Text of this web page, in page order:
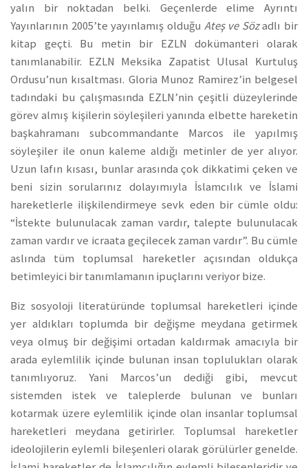
yalın bir noktadan belki. Geçenlerde elime Ayrıntı
Yayınlarının 2005’te yayınlamış olduğu Ateş ve Sözadlı bir
kitap geçti. Bu metin bir EZLN dokümanteri olarak
tanımlanabilir. EZLN Meksika Zapatist Ulusal Kurtuluş
Ordusu’nun kısaltması. Gloria Munoz Ramirez’in belgesel
tadındaki bu çalışmasında EZLN’nin çeşitli düzeylerinde
görev almış kişilerin söyleşileri yanında elbette hareketin
başkahramanı subcommandante Marcos ile yapılmış
söyleşiler ile onun kaleme aldığı metinler de yer alıyor.
Uzun lafın kısası, bunlar arasında çok dikkatimi çeken ve
beni sizin sorularınız dolayımıyla İslamcılık ve İslami
hareketlerle ilişkilendirmeye sevk eden bir cümle oldu:
“İstekte bulunulacak zaman vardır, talepte bulunulacak
zaman vardır ve icraata geçilecek zaman vardır”. Bu cümle
aslında tüm toplumsal hareketler açısından oldukça
betimleyici bir tanımlamanın ipuçlarını veriyor bize.
Biz sosyoloji literatüründe toplumsal hareketleri içinde
yer aldıkları toplumda bir değişme meydana getirmek
veya olmuş bir değişimi ortadan kaldırmak amacıyla bir
arada eylemlilik içinde bulunan insan toplulukları olarak
tanımlıyoruz. Yani Marcos’un dediği gibi, mevcut
sistemden istek ve taleplerde bulunan ve bunları
kotarmak üzere eylemlilik içinde olan insanlar toplumsal
hareketleri meydana getirirler. Toplumsal hareketler
ideolojilerin eylemli bileşenleri olarak görülürler genelde.